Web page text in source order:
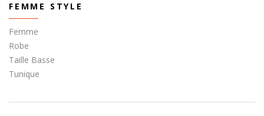
FEMME STYLE
Femme
Robe
Taille Basse
Tunique